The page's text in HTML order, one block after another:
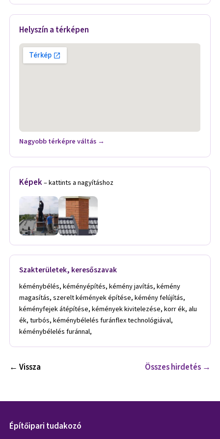
Helyszín a térképen
Nagyobb térképre váltás →
Képek– kattints a nagyításhoz
Szakterületek, keresőszavak
kéménybélés, kéményépítés, kémény javítás, kémény
magasítás, szerelt kémények építése, kémény felújítás,
kéményfejek átépítése, kémények kivitelezése, korr ék, alu
ék, turbós, kéménybélelés furánflex technológiával,
kéménybélelés furánnal,
← Vissza Összes hirdetés →
Építőipari tudakozó